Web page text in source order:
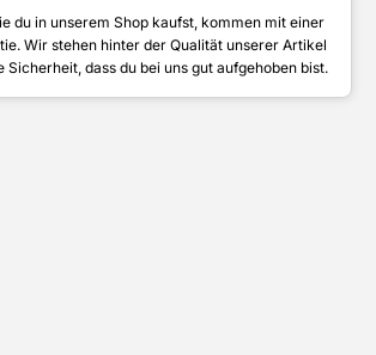
du in unserem Shop kaufst, kommen mit einer
Wir stehen hinter der Qualität unserer Artikel
Sicherheit, dass du bei uns gut aufgehoben bist.